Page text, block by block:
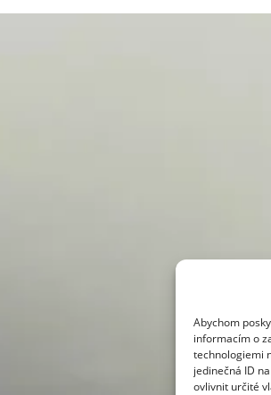
Abychom
informacím o
technologiemi
jedinečná ID
ovlivnit určité